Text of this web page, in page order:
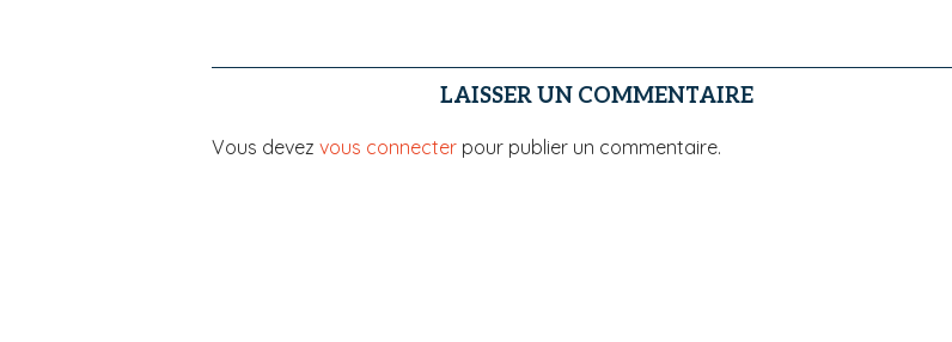
LAISSER UN COMMENTAIRE
Vous devez vous connecter pour publier un commentaire.